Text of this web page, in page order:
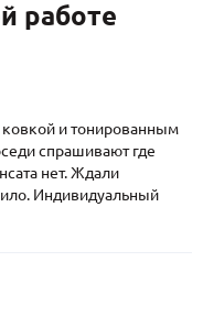
работе
и тонированным
спрашивают где
нет. Ждали
Индивидуальный